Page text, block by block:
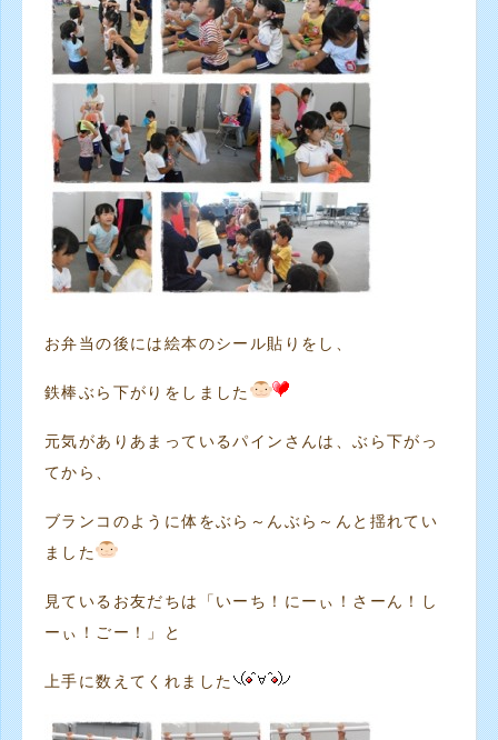
お弁当の後には絵本のシール貼りをし、
鉄棒ぶら下がりをしました
元気がありあまっているパインさんは、ぶら下がっ
てから、
ブランコのように体をぶら～んぶら～んと揺れてい
ました
見ているお友だちは「いーち！にーぃ！さーん！し
ーぃ！ごー！」と
上手に数えてくれました